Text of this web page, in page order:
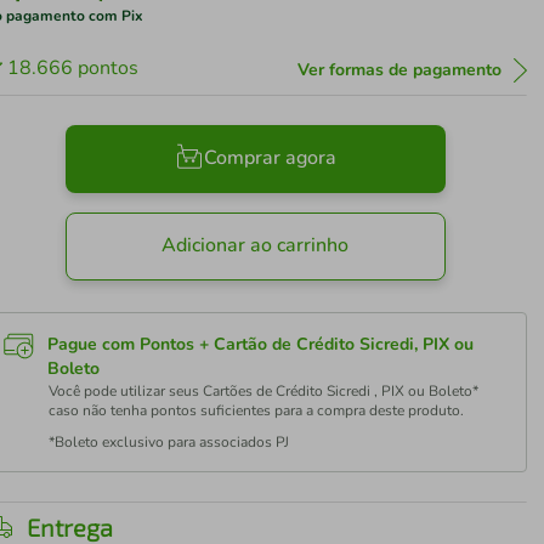
pagamento com Pix
18.666 pontos Ver formas de pagamento
Comprar agora
Adicionar ao carrinho
Pague com Pontos + Cartão de Crédito Sicredi, PIX ou
Boleto
Você pode utilizar seus Cartões de Crédito Sicredi , PIX ou Boleto*
caso não tenha pontos suficientes para a compra deste produto.
*Boleto exclusivo para associados PJ
Entrega